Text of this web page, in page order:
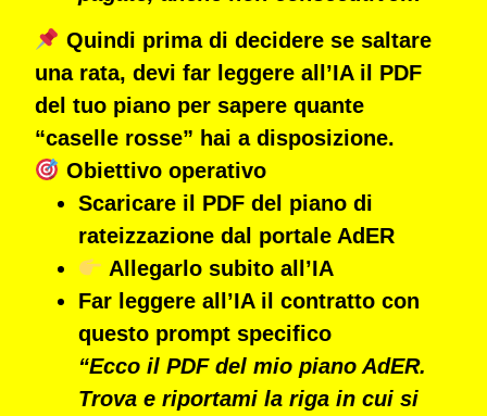
Quindi prima di decidere se saltare
una rata, devi far leggere all’IA il PDF
del tuo piano per sapere quante
“caselle rosse” hai a disposizione.
Obiettivo operativo
Scaricare il PDF del piano di
rateizzazione dal portale AdER
Allegarlo subito all’IA
Far leggere all’IA il contratto con
questo prompt specifico
“Ecco il PDF del mio piano AdER.
Trova e riportami la riga in cui si